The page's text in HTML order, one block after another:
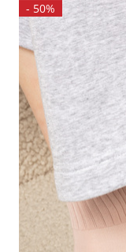
- 50%